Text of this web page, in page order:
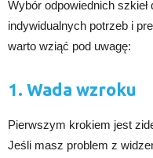
Wybór odpowiednich
indywidualnych potrzeb i
warto wziąć pod uwagę:
1. Wada wzroku
Pierwszym krokiem jest
Jeśli masz problem z